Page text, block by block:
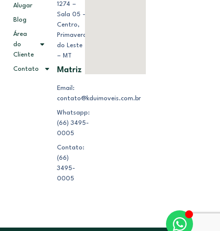
Alugar
Blog
Área
do
Cliente
Contato
1274 –
Sala 05 –
Centro,
Primavera
do Leste
– MT
Matriz
Email:
contato@kduimoveis.com.br
Whatsapp:
(66) 3495-
0005
Contato:
(66)
3495-
0005